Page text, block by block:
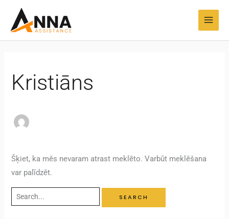
saturu
Kristiāns
Šķiet, ka mēs nevaram atrast meklēto. Varbūt meklēšana
var palīdzēt.
Search
for: